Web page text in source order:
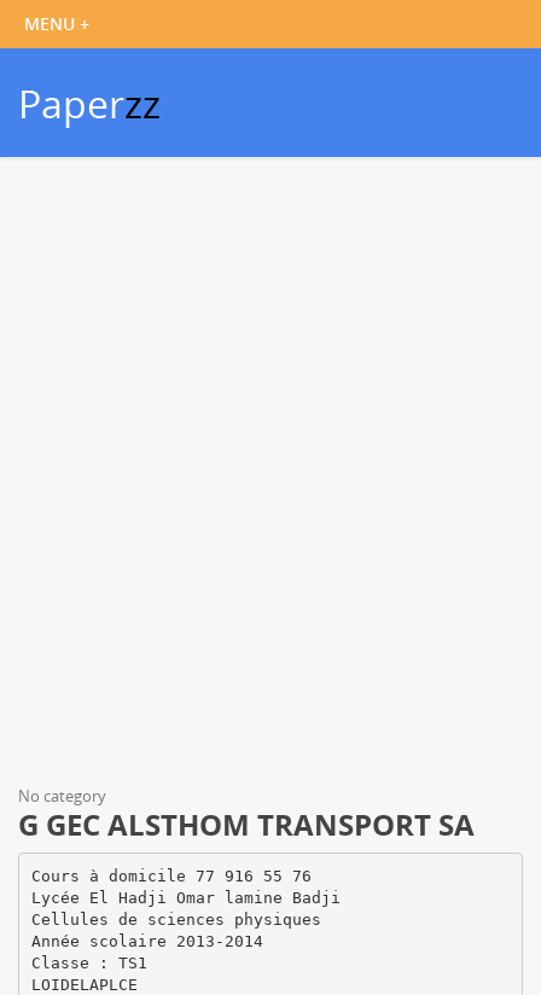
Paperzz
No category
G GEC ALSTHOM TRANSPORT SA
Cours à domicile 77 916 55 76
Lycée El Hadji Omar lamine Badji
Cellules de sciences physiques
Année scolaire 2013-2014
Classe : TS1
LOIDELAPLCE